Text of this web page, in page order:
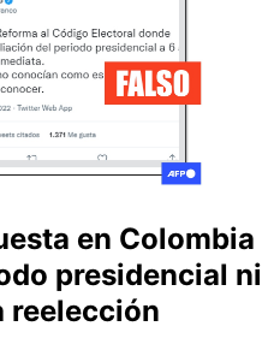
en Colombia
presidencial ni
reelección